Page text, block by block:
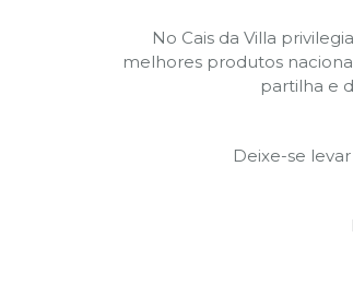
No Cais da Villa
melhores produtos
partilha e
Deixe-se